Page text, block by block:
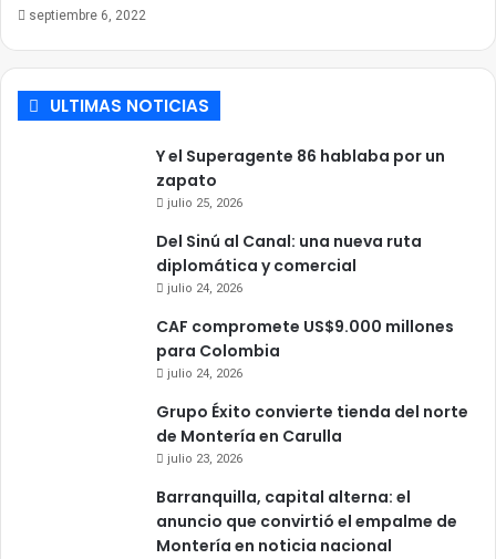
septiembre 6, 2022
ULTIMAS NOTICIAS
Y el Superagente 86 hablaba por un
zapato
julio 25, 2026
Del Sinú al Canal: una nueva ruta
diplomática y comercial
julio 24, 2026
CAF compromete US$9.000 millones
para Colombia
julio 24, 2026
Grupo Éxito convierte tienda del norte
de Montería en Carulla
julio 23, 2026
Barranquilla, capital alterna: el
anuncio que convirtió el empalme de
Montería en noticia nacional